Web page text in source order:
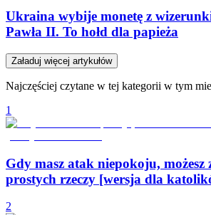
Ukraina wybije monetę z
Pawła II. To hołd dla papieża
Załaduj więcej artykułów
Najczęściej czytane w tej kategorii w tym
1
Gdy masz atak niepokoju,
prostych rzeczy [wersja dla
2